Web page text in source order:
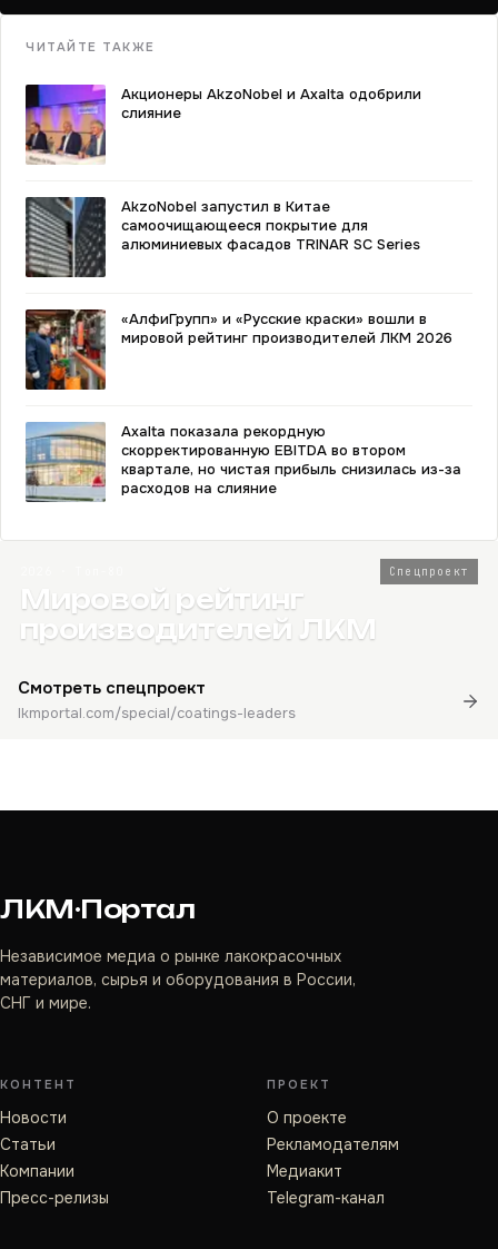
ЧИТАЙТЕ ТАКЖЕ
Акционеры AkzoNobel и Axalta одобрили
слияние
AkzoNobel запустил в Китае
самоочищающееся покрытие для
алюминиевых фасадов TRINAR SC Series
«АлфиГрупп» и «Русские краски» вошли в
мировой рейтинг производителей ЛКМ 2026
Axalta показала рекордную
скорректированную EBITDA во втором
квартале, но чистая прибыль снизилась из-за
расходов на слияние
Спецпроект
Мировой рейтинг
производителей ЛКМ
Смотреть спецпроект
lkmportal.com/special/coatings-leaders
ЛКМ·Портал
Независимое медиа о рынке лакокрасочных
материалов, сырья и оборудования в России,
СНГ и мире.
КОНТЕНТ
Новости
Статьи
Компании
Пресс-релизы
ПРОЕКТ
О проекте
Рекламодателям
Медиакит
Telegram-канал